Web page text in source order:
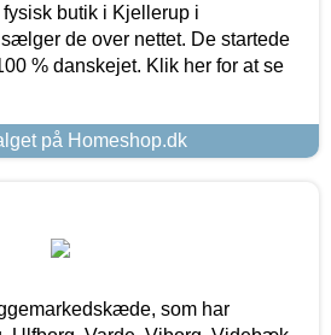
butik i Kjellerup i
de over nettet. De startede
% danskejet. Klik her for at se
på Homeshop.dk
som har